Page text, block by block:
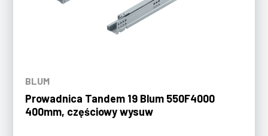
BLUM
Prowadnica Tandem 19 Blum 550F4000
400mm, częściowy wysuw